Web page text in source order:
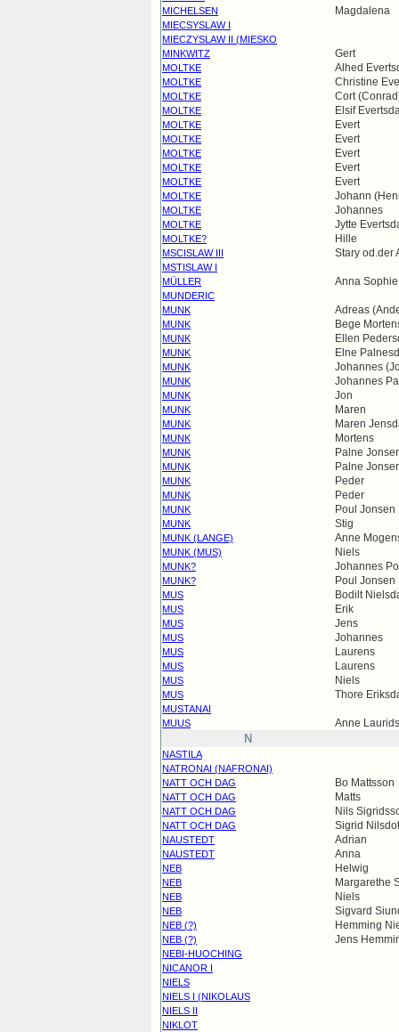
MICHELSEN
Magdalena
MIECSYSLAW I
MIECZYSLAW II (MIESKO
MINKWITZ
Gert
MOLTKE Alhed
MOLTKE Christine
MOLTKE Cort
MOLTKE Elsif
MOLTKE Evert
MOLTKE Evert
MOLTKE Evert
MOLTKE Evert
MOLTKE Evert
MOLTKE Johann
MOLTKE Johannes
MOLTKE Jytte
MOLTKE? Hille
MSCISLAW III Stary od.der
MSTISLAW I
MÜLLER
Anna Sophie
MUNDERIC
MUNK
Adreas
MUNK Bege
MUNK Ellen
MUNK Elne
MUNK Johannes
MUNK Johannes
MUNK Jon
MUNK Maren
MUNK Maren
MUNK Mortens
MUNK Palne
MUNK Palne
MUNK Peder
MUNK Peder
MUNK Poul Jonsen
MUNK Stig
MUNK (LANGE) Anne
MUNK (MUS) Niels
MUNK? Johannes
MUNK? Poul Jonsen
MUS Bodilt
MUS Erik
MUS Jens
MUS Johannes
MUS Laurens
MUS Laurens
MUS Niels
MUS Thore
MUSTANAI
MUUS
Anne
N
NASTILA
NATRONAI (NAFRONAI)
NATT OCH DAG
Bo Mattsson
NATT OCH DAG Matts
NATT OCH DAG Nils
NATT OCH DAG Sigrid
NAUSTEDT Adrian
NAUSTEDT Anna
NEB Helwig
NEB Margarethe
NEB Niels
NEB Sigvard
NEB (?) Hemming
NEB (?) Jens
NEBI-HUOCHING
NICANOR I
NIELS
NIELS I (NIKOLAUS
NIELS II
NIKLOT